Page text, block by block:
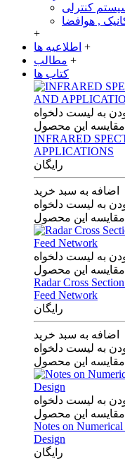
کنترلی
, هوافضا
+
اطلاعیه ها +
مطالب +
کتاب ها
به لیست دلخواه
مقایسه این محصول
INFRARED
APPLICATIONS
رایگان
اضافه به سبد خرید
به لیست دلخواه
مقایسه این محصول
به لیست دلخواه
مقایسه این محصول
Radar Cross
Feed Network
رایگان
اضافه به سبد خرید
به لیست دلخواه
مقایسه این محصول
به لیست دلخواه
مقایسه این محصول
Notes on
Design
رایگان